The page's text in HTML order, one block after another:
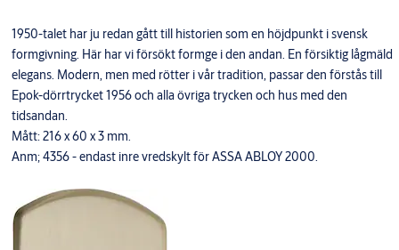
1950-talet har ju redan gått till historien som en höjdpunkt i svensk
formgivning. Här har vi försökt formge i den andan. En försiktig lågmäld
elegans. Modern, men med rötter i vår tradition, passar den förstås till
Epok-dörrtrycket 1956 och alla övriga trycken och hus med den
tidsandan.
Mått: 216 x 60 x 3 mm.
Anm; 4356 - endast inre vredskylt för ASSA ABLOY 2000.